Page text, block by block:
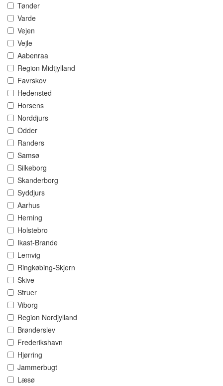
Tønder
Varde
Vejen
Vejle
Aabenraa
Region Midtjylland
Favrskov
Hedensted
Horsens
Norddjurs
Odder
Randers
Samsø
Silkeborg
Skanderborg
Syddjurs
Aarhus
Herning
Holstebro
Ikast-Brande
Lemvig
Ringkøbing-Skjern
Skive
Struer
Viborg
Region Nordjylland
Brønderslev
Frederikshavn
Hjørring
Jammerbugt
Læsø